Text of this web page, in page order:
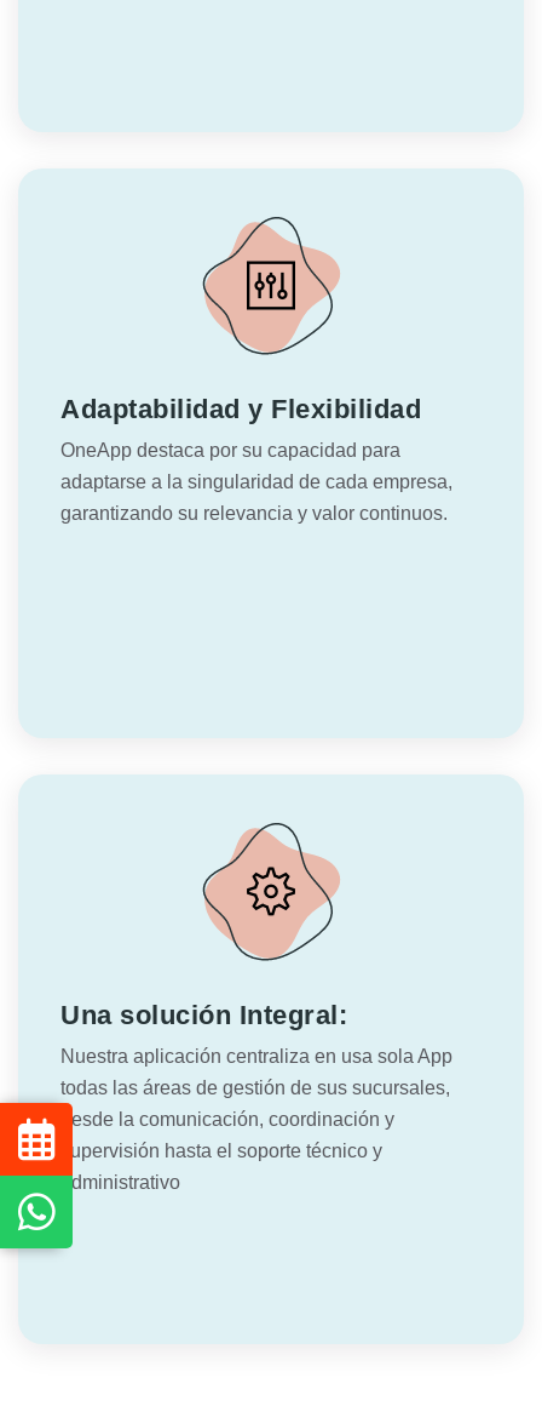
Adaptabilidad y Flexibilidad
OneApp destaca por su capacidad para
adaptarse a la singularidad de cada empresa,
garantizando su relevancia y valor continuos.
Una solución Integral:
Nuestra aplicación centraliza en usa sola App
todas las áreas de gestión de sus sucursales,
desde la comunicación, coordinación y
supervisión hasta el soporte técnico y
administrativo